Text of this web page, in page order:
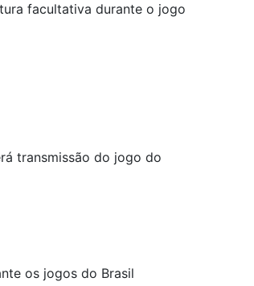
facultativa durante o jogo
transmissão do jogo do
os jogos do Brasil